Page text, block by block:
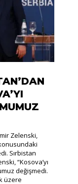
Zelenski,
Sırbistan
“Kosova’yı
değişmedi.
üzere